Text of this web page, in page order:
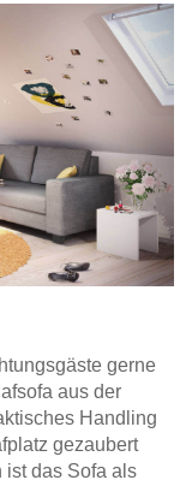
Outdoor-
Küche
Outdoorküche
der
Produktlinie
Selection
Outdoorküche
Produktlinie
Ultima
gerne
aus der
Handling
gezaubert
ist das Sofa als